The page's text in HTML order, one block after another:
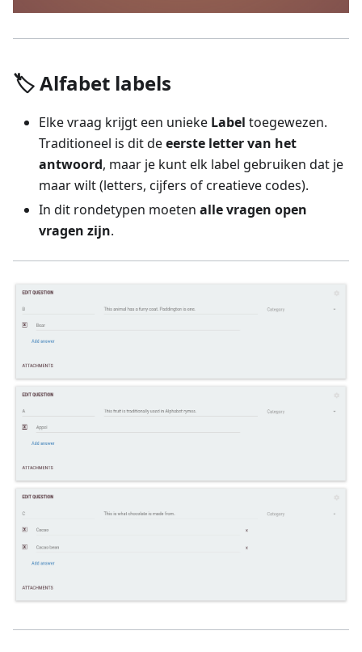
🏷️ Alfabet labels
Elke vraag krijgt een unieke Label toegewezen.
Traditioneel is dit deeerste letter van het
antwoord, maar je kunt elk label gebruiken dat je
maar wilt (letters, cijfers of creatieve codes).
In dit rondetypen moeten alle vragen open
vragen zijn.